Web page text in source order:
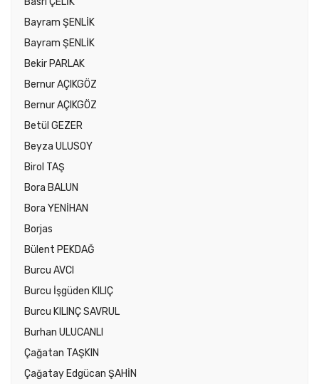
Bayram ŞENLİK
Bayram ŞENLİK
Bekir PARLAK
Bernur AÇIKGÖZ
Bernur AÇIKGÖZ
Betül GEZER
Beyza ULUSOY
Birol TAŞ
Bora BALUN
Bora YENİHAN
Borjas
Bülent PEKDAĞ
Burcu AVCI
Burcu İşgüden KILIÇ
Burcu KILINÇ SAVRUL
Burhan ULUCANLI
Çağatan TAŞKIN
Çağatay Edgücan ŞAHİN